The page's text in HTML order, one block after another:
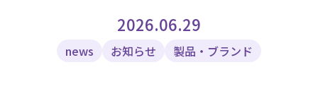
2026.06.29
news お知らせ 製品・ブランド